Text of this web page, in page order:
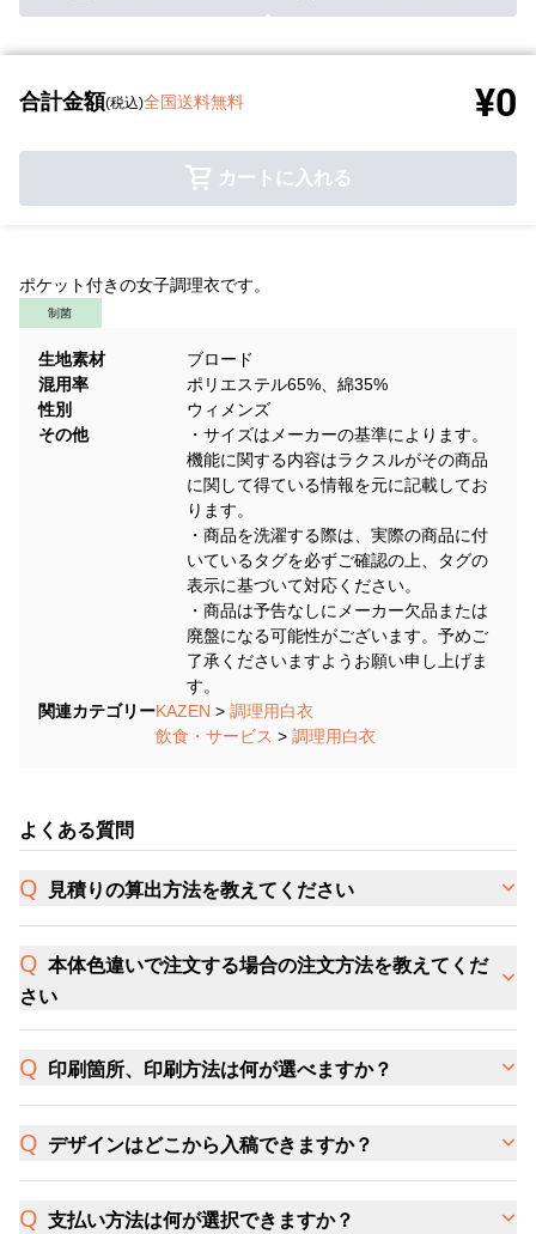
合計金額(税込)全国送料無料 ¥0
カートに入れる
ポケット付きの女子調理衣です。
制菌
生地素材
ブロード
混用率
ポリエステル65%、綿35%
性別
ウィメンズ
その他
・サイズはメーカーの基準によります。
機能に関する内容はラクスルがその商品
に関して得ている情報を元に記載してお
ります。
・商品を洗濯する際は、実際の商品に付
いているタグを必ずご確認の上、タグの
表示に基づいて対応ください。
・商品は予告なしにメーカー欠品または
廃盤になる可能性がございます。予めご
了承くださいますようお願い申し上げま
す。
関連カテゴリーKAZEN > 調理用白衣
飲食・サービス > 調理用白衣
よくある質問
見積りの算出方法を教えてください
本体色違いで注文する場合の注文方法を教えてくだ
さい
印刷箇所、印刷方法は何が選べますか？
デザインはどこから入稿できますか？
支払い方法は何が選択できますか？